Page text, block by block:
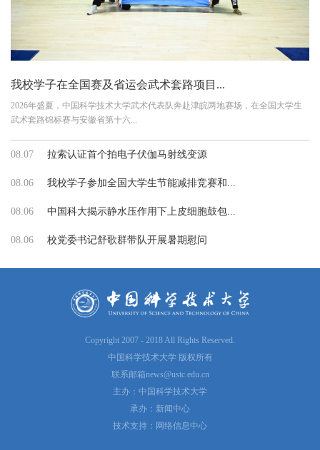
我校学子在全国赛及省运会武术套路项目...
2026年盛夏，中国科学技术大学武术代表队奔赴津皖两地赛场，在全国大学生
武术套路锦标赛与安徽省第十六...
08.07 拉索认证首个拍电子伏伽马射线变源
08.06 我校学子参加全国大学生节能减排竞赛和...
08.06 中国科大揭示静水压作用下上皮细胞鼓包...
08.06 校党委书记舒歌群带队开展暑期慰问
Copyright 2007 - 2018 All Rights Reserved.
中国科学技术大学 版权所有
联系邮箱news@ustc.edu.cn
主办：中国科学技术大学
承办：新闻中心
技术支持：网络信息中心